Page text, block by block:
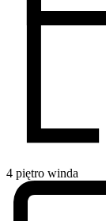
4 piętro winda